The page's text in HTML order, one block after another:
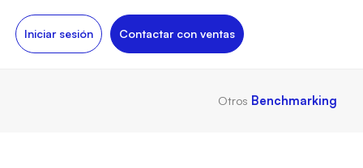
Iniciar sesión Contactar con ventas
Otros Benchmarking